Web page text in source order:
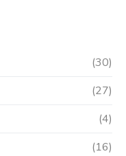
(30)
(27)
(4)
(16)